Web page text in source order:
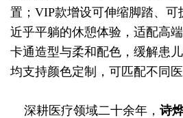
置；VIP款增设可伸缩脚踏、可
近乎平躺的休憩体验，适配高
卡通造型与柔和配色，缓解患
均支持颜色定制，可匹配不同
深耕医疗领域二十余年， 诗